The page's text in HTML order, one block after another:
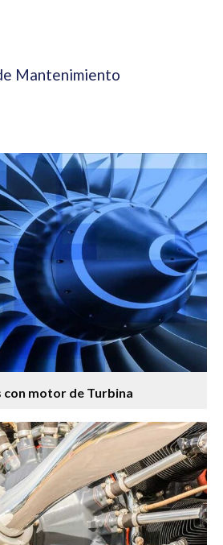
Mantenimiento
con motor de Turbina